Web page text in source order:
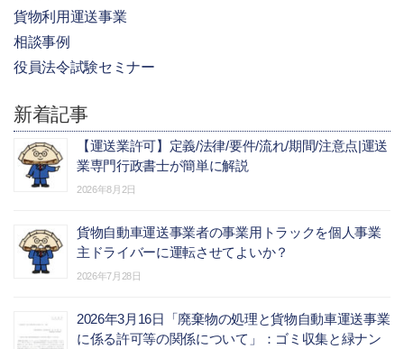
貨物利用運送事業
相談事例
役員法令試験セミナー
新着記事
【運送業許可】定義/法律/要件/流れ/期間/注意点|運送
業専門行政書士が簡単に解説
2026年8月2日
貨物自動車運送事業者の事業用トラックを個人事業
主ドライバーに運転させてよいか？
2026年7月28日
2026年3月16日「廃棄物の処理と貨物自動車運送事業
に係る許可等の関係について」：ゴミ収集と緑ナン